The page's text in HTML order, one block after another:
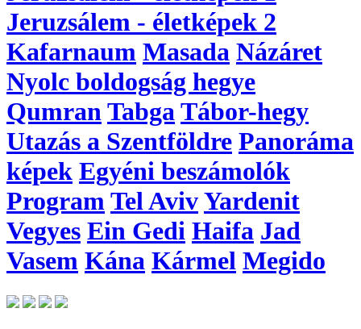
Jeruzsálem - életképek 2
Kafarnaum Masada Názáret
Nyolc boldogság hegye
Qumran Tabga Tábor-hegy
Utazás a Szentföldre Panoráma
képek Egyéni beszámolók
Program Tel AvivYardenit
Vegyes Ein Gedi Haifa Jad
Vasem Kána Kármel Megido